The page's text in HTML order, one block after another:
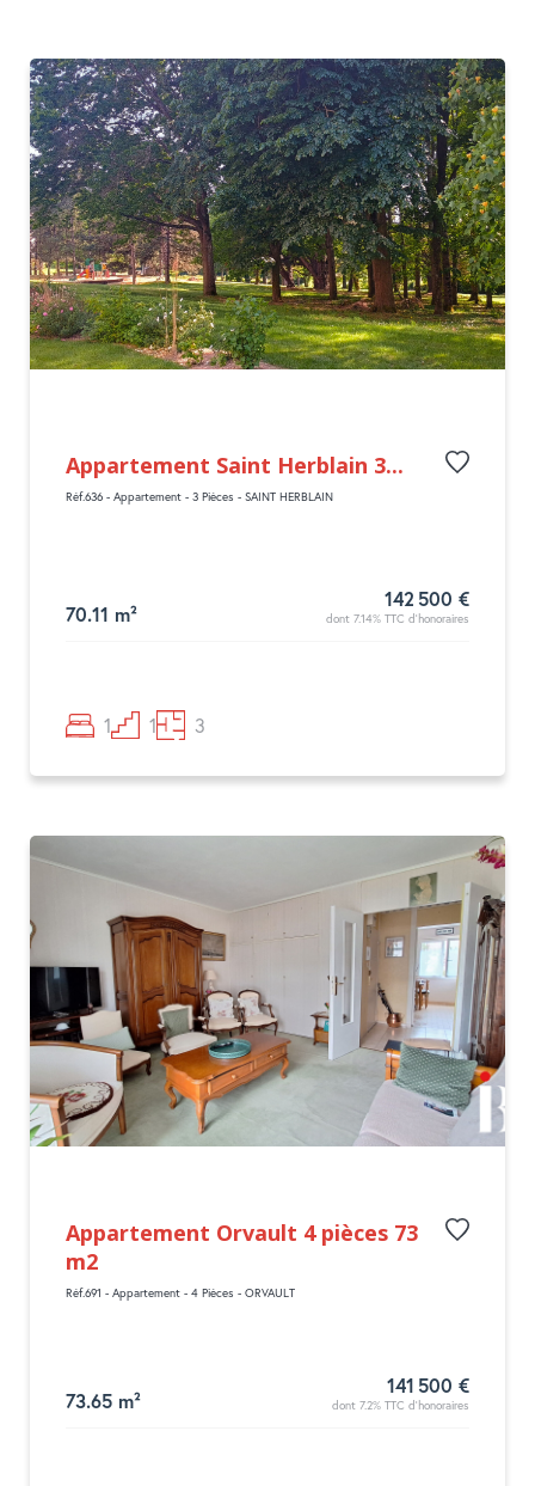
Appartement Saint Herblain 3...
Réf.636 - Appartement - 3 Pièces - SAINT HERBLAIN
70.11 m²
142 500 €
dont 7.14% TTC d'honoraires
1 1 3
Appartement Orvault 4 pièces 73
m2
Réf.691 - Appartement - 4 Pièces - ORVAULT
73.65 m²
141 500 €
dont 7.2% TTC d'honoraires